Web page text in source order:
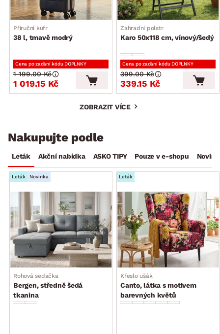
Příruční kufr
38 l, tmavě modrý
Cena po zadání kódu DOPLNKY
1 019.15 Kč
1 199.00 Kč
Zahradní polstr
Karo 50x118 cm, vínový/šedý
Cena po zadání kódu DOPLNKY
339.15 Kč
399.00 Kč
ZOBRAZIT VÍCE
Nakupujte podle
Leták Akční nabídka ASKO TIPY Pouze v e-shopu
Leták Novinka
Rohová sedačka
Bergen, středně šedá
tkanina
Leták
Křeslo ušák
Canto, látka s motivem
barevných květů